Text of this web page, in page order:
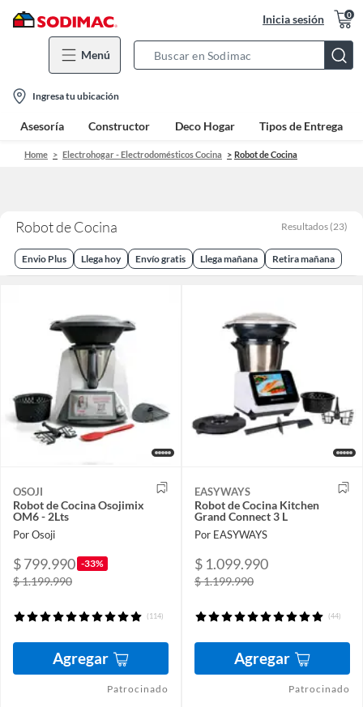
Inicia sesión 0
Menú
Bar
location-
icon
Ingresa tu ubicación
Asesoría Constructor Deco Hogar Tipos de Entrega
Home Electrohogar - Electrodomésticos Cocina Robot de Cocina
Robot de Cocina Resultados (23)
Envio Plus Llega hoy Envío gratis Llega mañana Retira mañana
OSOJI
Robot de Cocina Osojimix
OM6 - 2Lts
Por Osoji
$ 799.990 -33%
$ 1.199.990
(114)
Agregar
Patrocinado
EASYWAYS
Robot de Cocina Kitchen
Grand Connect 3 L
Por EASYWAYS
$ 1.099.990
$ 1.199.990
(44)
Agregar
Patrocinado